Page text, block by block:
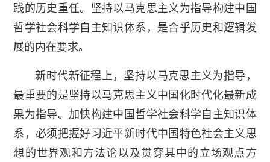
践的历史重任。坚持以马克思主义为指导构建中国
哲学社会科学自主知识体系，是合乎历史和逻辑发
展的内在要求。
新时代新征程上，坚持以马克思主义为指导，
最重要的是坚持以马克思主义中国化时代化最新成
果为指导。加快构建中国哲学社会科学自主知识体
系，必须把握好习近平新时代中国特色社会主义思
想的世界观和方法论以及贯穿其中的立场观点方